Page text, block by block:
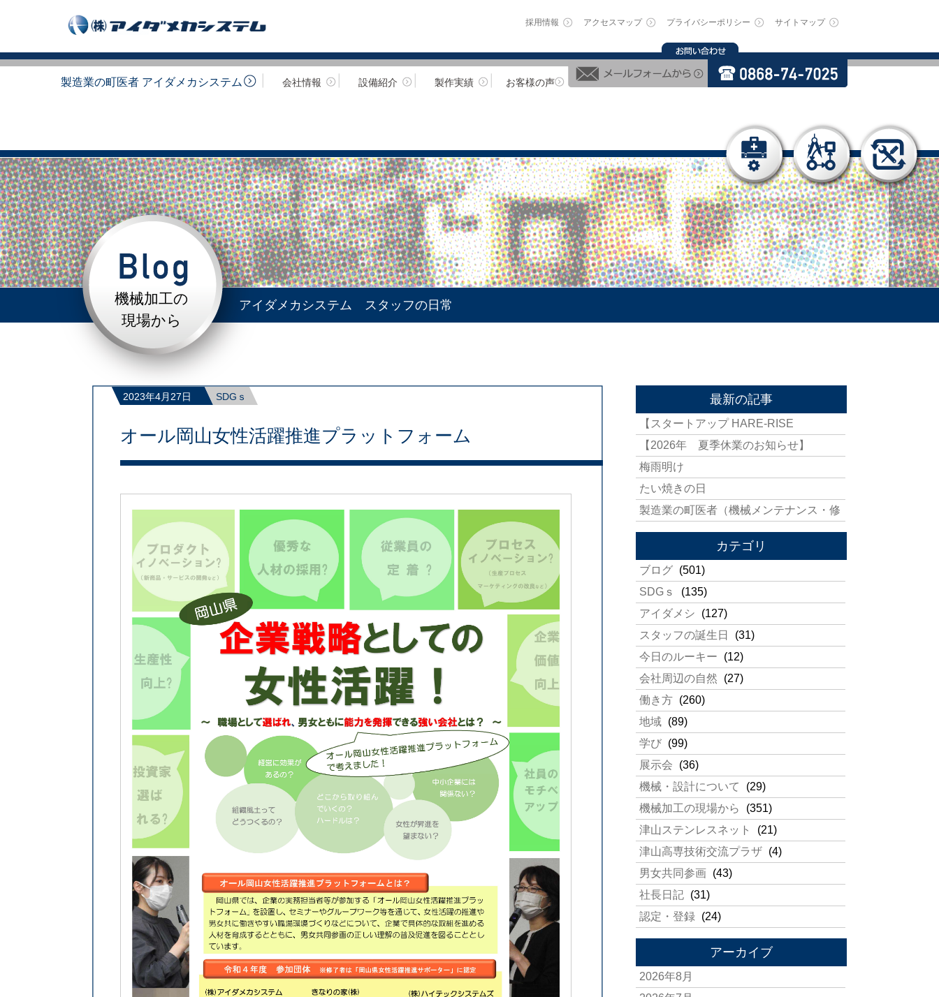
採用情報 アクセスマップ プライバシーポリシー サイトマップ
製造業の町医者 アイダメカシステム 会社情報 設備紹介 製作実績 お客様の声
機械加工の
現場から
アイダメカシステム スタッフの日常
2023年4月27日 SDGｓ
オール岡山女性活躍推進プラットフォーム
最新の記事
【スタートアップ HARE-RISE
【2026年 夏季休業のお知らせ】
梅雨明け
たい焼きの日
製造業の町医者（機械メンテナンス・修
カテゴリ
ブログ (501)
SDGｓ
(135)
アイダメシ
(127)
スタッフの誕生日
(31)
今日のルーキー
(12)
会社周辺の自然
(27)
働き方 (260)
地域 (89)
学び (99)
展示会
(36)
機械・設計について
(29)
機械加工の現場から
(351)
津山ステンレスネット
(21)
津山高専技術交流プラザ (4)
男女共同参画 (43)
社長日記 (31)
認定・登録 (24)
アーカイブ
2026年8月